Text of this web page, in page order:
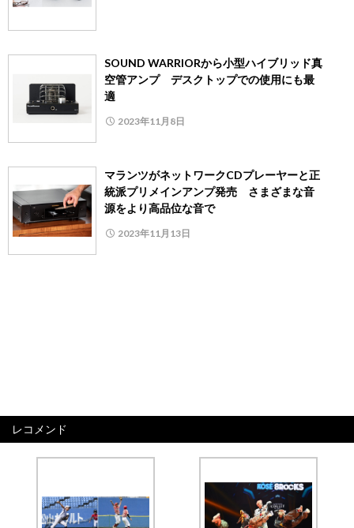
SOUND WARRIORから小型ハイブリッド真
空管アンプ デスクトップでの使用にも最
適
2023年11月8日
マランツがネットワークCDプレーヤーと正
統派プリメインアンプ発売 さまざまな音
源をより高品位な音で
2023年11月13日
レコメンド